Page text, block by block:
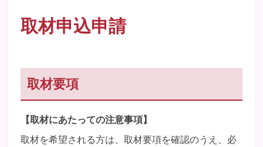
取材申込申請
取材要項
【取材にあたっての注意事項】
取材を希望される方は、取材要項を確認のうえ、必